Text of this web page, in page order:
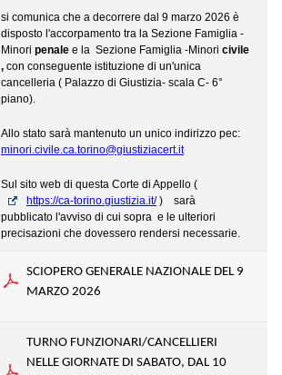
si comunica che a decorrere dal 9 marzo 2026 è
disposto l'accorpamento tra la Sezione Famiglia -
Minori penale e la Sezione Famiglia -Minori civile
, con conseguente istituzione di un'unica
cancelleria ( Palazzo di Giustizia- scala C- 6°
piano).
Allo stato sarà mantenuto un unico indirizzo pec:
minori.civile.ca.torino@giustiziacert.it
Sul sito web di questa Corte di Appello (
https://ca-torino.giustizia.it/) sarà
pubblicato l'avviso di cui sopra e le ulteriori
precisazioni che dovessero rendersi necessarie.
SCIOPERO GENERALE NAZIONALE DEL 9
MARZO 2026
TURNO FUNZIONARI/CANCELLIERI
NELLE GIORNATE DI SABATO, DAL 10